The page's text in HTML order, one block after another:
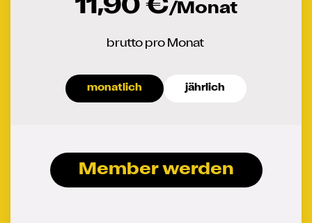
11,90 €/Monat
brutto pro Monat
monatlich jährlich
Member werden